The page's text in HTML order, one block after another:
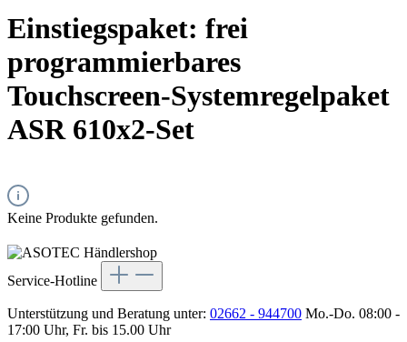
Einstiegspaket: frei
programmierbares
Touchscreen-Systemregelpaket
ASR 610x2-Set
Keine Produkte gefunden.
Service-Hotline
Unterstützung und Beratung unter: 02662 - 944700 Mo.-Do. 08:00 -
17:00 Uhr, Fr. bis 15.00 Uhr